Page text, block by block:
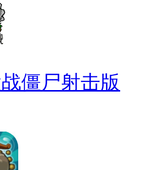
僵尸射击版